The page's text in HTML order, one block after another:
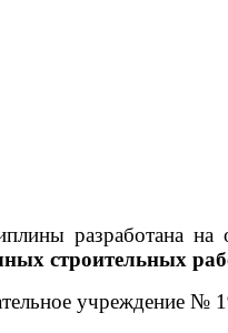
разработана
строительных
учреждение №